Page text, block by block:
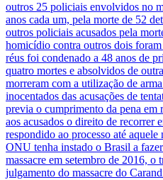
outros 25 policiais envolvidos no
anos cada um, pela morte de 52
outros policiais acusados pela
homicídio contra outros dois
réus foi condenado a 48 anos de
quatro mortes e absolvidos de
morreram com a utilização de
inocentados das acusações de
previa o cumprimento da pena em
aos acusados o direito de recorrer
respondido ao processo até
ONU tenha instado o Brasil a
massacre em setembro de 2016,
julgamento do massacre do